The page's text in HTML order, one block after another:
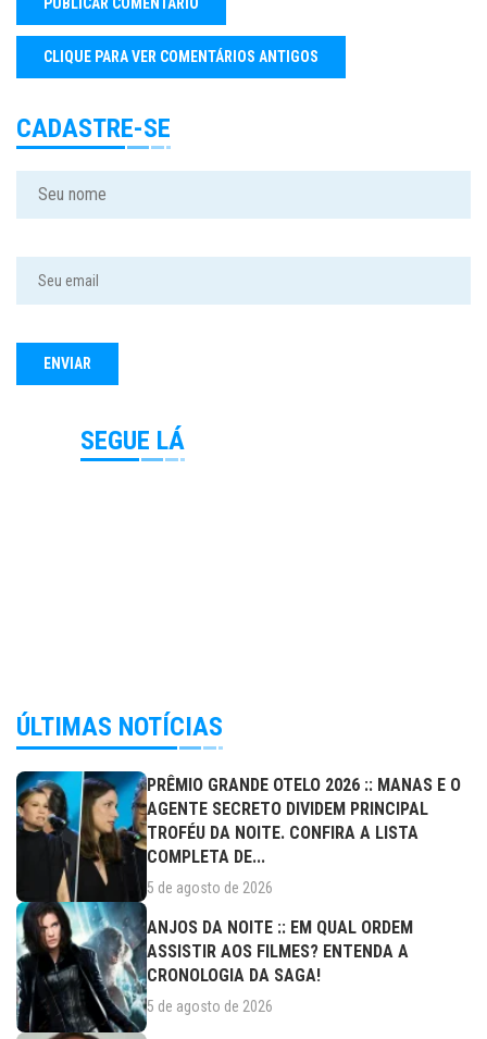
CADASTRE-SE
SEGUE LÁ
ÚLTIMAS NOTÍCIAS
PRÊMIO GRANDE OTELO 2026 :: MANAS E O
AGENTE SECRETO DIVIDEM PRINCIPAL
TROFÉU DA NOITE. CONFIRA A LISTA
COMPLETA DE...
5 de agosto de 2026
ANJOS DA NOITE :: EM QUAL ORDEM
ASSISTIR AOS FILMES? ENTENDA A
CRONOLOGIA DA SAGA!
5 de agosto de 2026